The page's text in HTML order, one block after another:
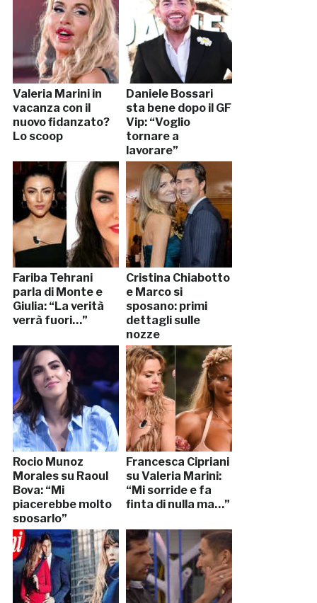
Valeria Marini in
vacanza con il
nuovo fidanzato?
Lo scoop
Daniele Bossari
sta bene dopo il GF
Vip: “Voglio
tornare a
lavorare”
Fariba Tehrani
parla di Monte e
Giulia: “La verità
verrà fuori…”
Cristina Chiabotto
e Marco si
sposano: primi
dettagli sulle
nozze
Rocio Munoz
Morales su Raoul
Bova: “Mi
piacerebbe molto
sposarlo”
Francesca Cipriani
su Valeria Marini:
“Mi sorride e fa
finta di nulla ma…”